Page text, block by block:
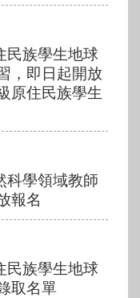
民族學生地球
，即日起開放
原住民族學生
科學領域教師
報名
民族學生地球
取名單